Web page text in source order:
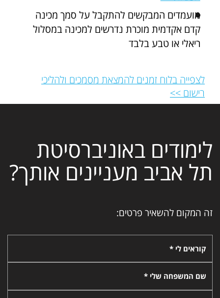
מועמדים המבקשים להתקבל על סמך מכינה
קדם אקדמית מוכרת נדרשים למכינה במסלול
ריאלי או טבע בלבד
לצפייה בלוח זמנים להמצאת מסמכים ולהליכי
רישום >>
לימודים באוניברסיטת
תל אביב מעניינים אותך?
זה המקום להשאיר פרטים:
קוראים לי *
שם המשפחה שלי *